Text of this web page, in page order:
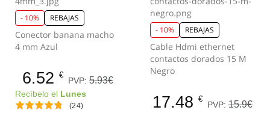
- 10% REBAJAS
Conector banana macho
4 mm Azul
6.52 €
PVP: 5.93€
Recíbelo el Lunes
(24)
- 10% REBAJAS
Cable Hdmi ethernet
contactos dorados 15 M
Negro
17.48 €
PVP: 15.9€